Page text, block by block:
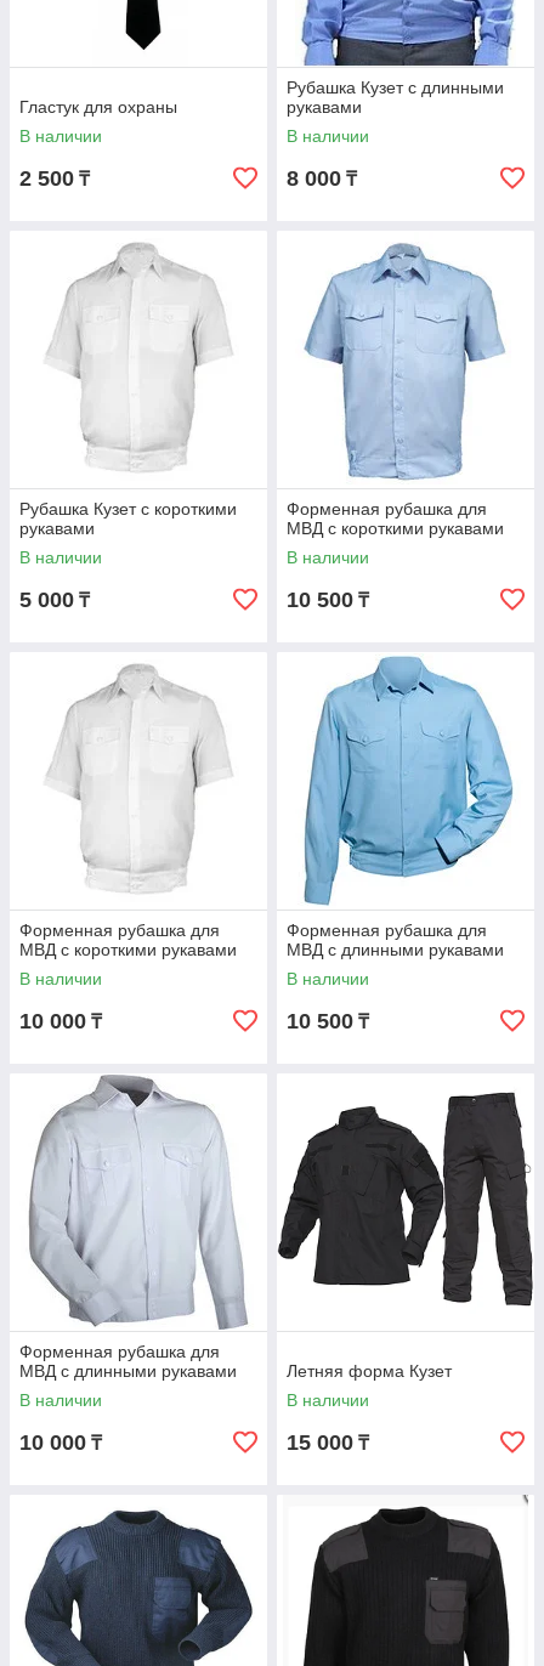
Гластук для охраны
В наличии
2 500 ₸
Рубашка Кузет с длинными
рукавами
В наличии
8 000 ₸
Рубашка Кузет с короткими
рукавами
В наличии
5 000 ₸
Форменная рубашка для
МВД с короткими рукавами
В наличии
10 500 ₸
Форменная рубашка для
МВД с короткими рукавами
В наличии
10 000 ₸
Форменная рубашка для
МВД с длинными рукавами
В наличии
10 500 ₸
Форменная рубашка для
МВД с длинными рукавами
В наличии
10 000 ₸
Летняя форма Кузет
В наличии
15 000 ₸